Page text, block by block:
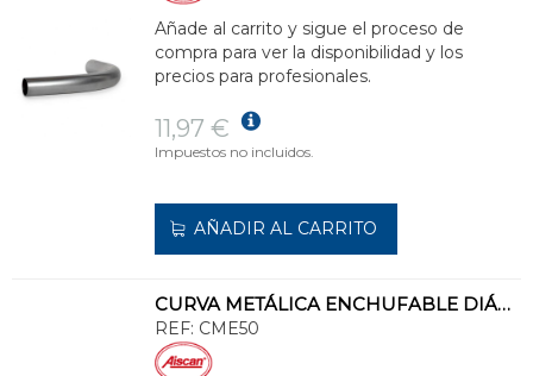
Añade al carrito y sigue el proceso de
compra para ver la disponibilidad y los
precios para profesionales.
11,97 €
Impuestos no incluidos.
AÑADIR AL CARRITO
CURVA METÁLICA ENCHUFABLE DIÁMETRO 50mm
REF: CME50